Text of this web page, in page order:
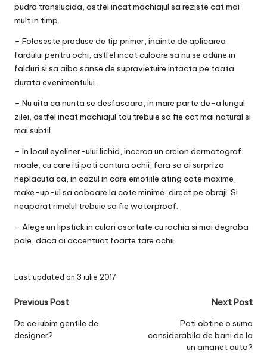
pudra translucida, astfel incat machiajul sa reziste cat mai
mult in timp.
– Foloseste produse de tip primer, inainte de aplicarea
fardului pentru ochi, astfel incat culoare sa nu se adune in
falduri si sa aiba sanse de supravietuire intacta pe toata
durata evenimentului.
– Nu uita ca nunta se desfasoara, in mare parte de-a lungul
zilei, astfel incat machiajul tau trebuie sa fie cat mai natural si
mai subtil.
– In locul eyeliner-ului lichid, incerca un creion dermatograf
moale, cu care iti poti contura ochii, fara sa ai surpriza
neplacuta ca, in cazul in care emotiile ating cote maxime,
make-up-ul sa coboare la cote minime, direct pe obraji. Si
neaparat rimelul trebuie sa fie waterproof.
– Alege un lipstick in culori asortate cu rochia si mai degraba
pale, daca ai accentuat foarte tare ochii.
Last updated on 3 iulie 2017
Post
navigation
Previous Post
De ce iubim gentile de
designer?
Next Post
Poti obtine o suma
considerabila de bani de la
un amanet auto?